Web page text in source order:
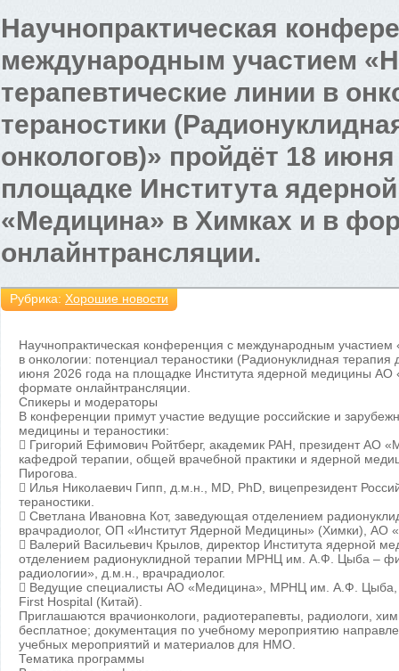
Научнопрактическая
международным участием
терапевтические линии в
тераностики
онкологов)» пройдёт 18
площадке Института
«Медицина» в Химках и в
онлайнтрансляции.
Рубрика: Хорошие новости
Научнопрактическая конференция с международным участием
в онкологии: потенциал тераностики (Радионуклидная терапия
июня 2026 года на площадке Института ядерной медицины
формате онлайнтрансляции.
Спикеры и модераторы
В конференции примут участие ведущие российские и
медицины и тераностики:
 Григорий Ефимович Ройтберг, академик РАН, президент АО
кафедрой терапии, общей врачебной практики и ядерной
Пирогова.
 Илья Николаевич Гипп, д.м.н., MD, PhD, вицепрезидент
тераностики.
 Светлана Ивановна Кот, заведующая отделением
врачрадиолог, ОП «Институт Ядерной Медицины» (Химки), АО
 Валерий Васильевич Крылов, директор Института ядерной
отделением радионуклидной терапии МРНЦ им. А.Ф. Цыба –
радиологии», д.м.н., врачрадиолог.
 Ведущие специалисты АО «Медицина», МРНЦ им. А.Ф. Цыба,
First Hospital (Китай).
Приглашаются врачионкологи, радиотерапевты, радиологи,
бесплатное; документация по учебному мероприятию
учебных мероприятий и материалов для НМО.
Тематика программы